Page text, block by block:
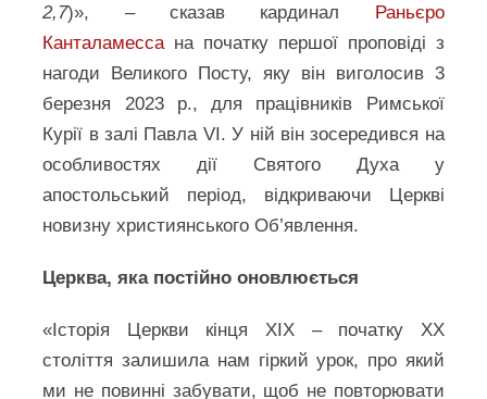
2,7)», – сказав кардинал Раньєро
Канталамесса на початку першої проповіді з
нагоди Великого Посту, яку він виголосив 3
березня 2023 р., для працівників Римської
Курії в залі Павла VI. У ній він зосередився на
особливостях дії Святого Духа у
апостольський період, відкриваючи Церкві
новизну християнського Об’явлення.
Церква, яка постійно оновлюється
«Історія Церкви кінця ХІХ – початку ХХ
століття залишила нам гіркий урок, про який
ми не повинні забувати, щоб не повторювати